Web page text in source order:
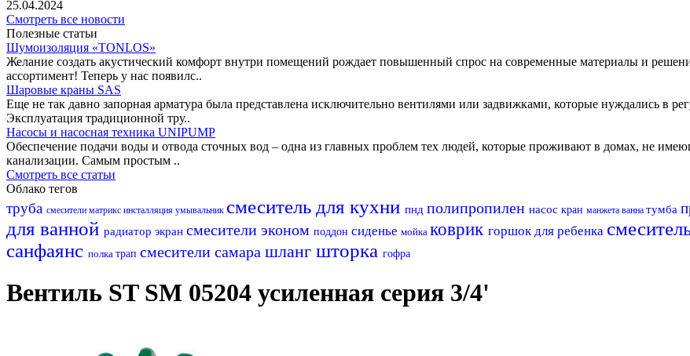
25.04.2024
Смотреть все новости
Полезные статьи
Шумоизоляция «TONLOS»
Желание создать акустический комфорт внутри помещений рождает повышенный спрос на современные материалы и
ассортимент! Теперь у нас появилс..
Шаровые краны SAS
Еще не так давно запорная арматура была представлена исключительно вентилями или задвижками, которые нуждались в
Эксплуатация традиционной тру..
Насосы и насосная техника UNIPUMP
Обеспечение подачи воды и отвода сточных вод – одна из главных проблем тех людей, которые проживают в домах, не
канализации. Самым простым ..
Смотреть все статьи
Облако тегов
труба смесители матрикс инсталляция умывальник смеситель для кухни пнд полипропилен насос кран манжета ванна тумба
для ванной радиатор экран смесители эконом поддон сиденье мойка коврик горшок для ребенка
санфаянс полка трап смесители самара шланг шторка гофра
Вентиль ST SM 05204 усиленная серия 3/4'